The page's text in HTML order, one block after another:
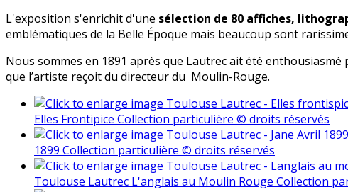
L'exposition s'enrichit d'une sélection de 80 affiches,
emblématiques de la Belle Époque mais beaucoup sont
Nous sommes en 1891 après que Lautrec ait été enthousiasmé
que l’artiste reçoit du directeur du Moulin-Rouge.
Elles Frontipice Collection particulière © droits réservés
1899 Collection particulière © droits réservés
Toulouse Lautrec L'anglais au Moulin Rouge Collection